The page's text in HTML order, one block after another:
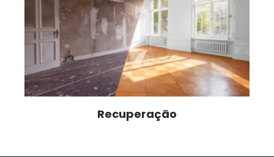
Recuperação